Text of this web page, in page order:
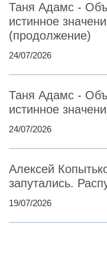
Таня Адамс -
истинное
(продолжение)
24/07/2026
Таня Адамс -
истинное
24/07/2026
Алексей
запутались.
19/07/2026